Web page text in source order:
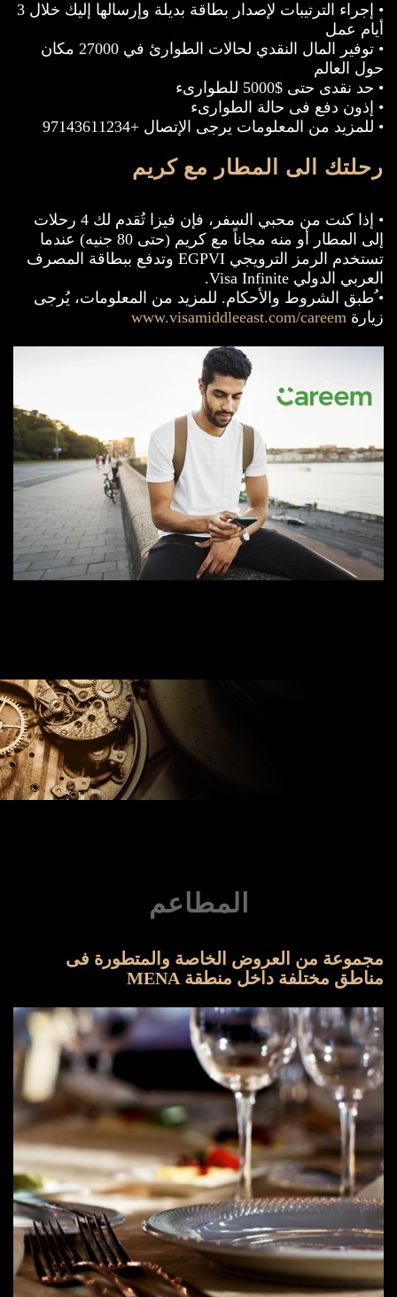
• إجراء الترتيبات لإصدار بطاقة بديلة وإرسالها إليك خلال 3
أيام عمل
• توفير المال النقدي لحالات الطوارئ في 27000 مكان
حول العالم
• حد نقدى حتى $5000 للطوارىء
• إذون دفع فى حالة الطوارىء
• للمزيد من المعلومات يرجى الإتصال +97143611234
رحلتك الى المطار مع كريم
• إذا كنت من محبي السفر، فإن فيزا تُقدم لك 4 رحلات
إلى المطار أو منه مجاناً مع كريم (حتى 80 جنيه) عندما
تستخدم الرمز الترويجي EGPVI وتدفع ببطاقة المصرف
العربي الدولي Visa Infinite.
• ُطبق الشروط والأحكام. للمزيد من المعلومات، يُرجى
زيارة
المطاعم
مجموعة من العروض الخاصة والمتطورة فى
مناطق مختلفة داخل منطقة MENA